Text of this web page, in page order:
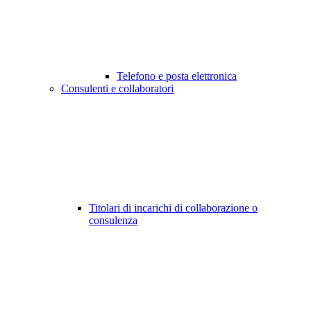
Telefono e posta elettronica
Consulenti e collaboratori
Titolari di incarichi di collaborazione o
consulenza